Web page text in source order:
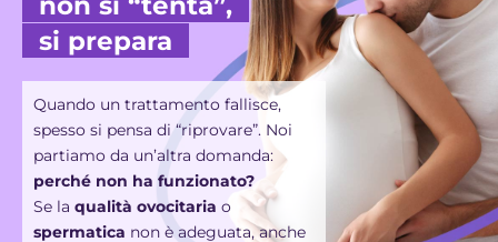
si prepara
Quando un trattamento fallisce,
spesso si pensa di “riprovare”. Noi
partiamo da un’altra domanda:
perché non ha funzionato?
Se la qualità ovocitaria o
spermatica non è adeguata, anche